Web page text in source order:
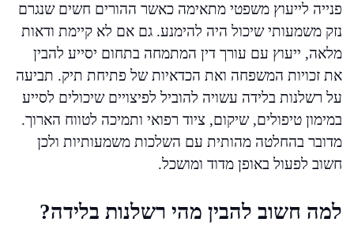
פנייה לייעוץ משפטי מתאימה כאשר ההורים חשים שנגרם
נזק משמעותי שיכול היה להימנע. גם אם לא קיימת ודאות
מלאה, ייעוץ עם עורך דין המתמחה בתחום יסייע להבין
את זכויות המשפחה ואת הכדאיות של פתיחת תיק. תביעה
על רשלנות בלידה עשויה להוביל לפיצויים שיכולים לסייע
במימון טיפולים, שיקום, ציוד רפואי ותמיכה לטווח הארוך.
מדובר בהחלטה מהותית עם השלכות משמעותיות ולכן
חשוב לפעול באופן מדוד ומושכל.
למה חשוב להבין מהי רשלנות בלידה?